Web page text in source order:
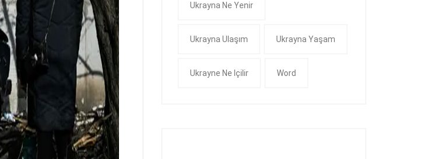
Ukrayna Ne Yenir
Ukrayna Ulaşım Ukrayna Yaşam
Ukrayne Ne Içilir Word